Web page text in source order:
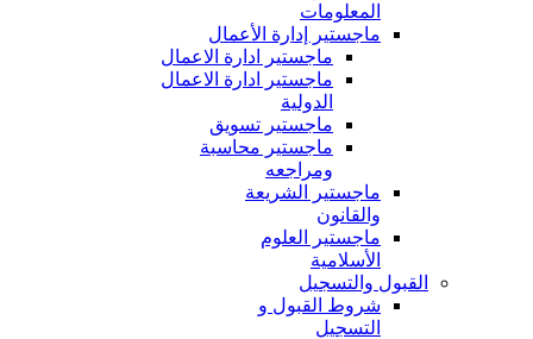
المعلومات
ماجستير إدارة الأعمال
ماجستير ادارة الاعمال
ماجستير ادارة الاعمال
الدولية
ماجستير تسويق
ماجستير محاسبة
ومراجعه
ماجستير الشريعة
والقانون
ماجستير العلوم
الأسلامية
القبول والتسجيل
شروط القبول و
التسجيل